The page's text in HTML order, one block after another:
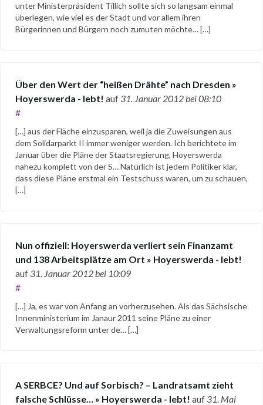
unter Ministerpräsident Tillich sollte sich so langsam einmal
überlegen, wie viel es der Stadt und vor allem ihren
Bürgerinnen und Bürgern noch zumuten möchte… […]
Über den Wert der “heißen Drähte” nach Dresden »
Hoyerswerda - lebt! auf 31. Januar 2012bei 08:10
#
[…] aus der Fläche einzusparen, weil ja die Zuweisungen aus
dem Solidarparkt II immer weniger werden. Ich berichtete im
Januar über die Pläne der Staatsregierung, Hoyerswerda
nahezu komplett von der S… Natürlich ist jedem Politiker klar,
dass diese Pläne erstmal ein Testschuss waren, um zu schauen,
[…]
Nun offiziell: Hoyerswerda verliert sein Finanzamt
und 138 Arbeitsplätze am Ort » Hoyerswerda - lebt!
auf 31. Januar 2012bei 10:09
#
[…] Ja, es war von Anfang an vorherzusehen. Als das Sächsische
Innenministerium im Janaur 2011 seine Pläne zu einer
Verwaltungsreform unter de… […]
A SERBCE? Und auf Sorbisch? – Landratsamt zieht
falsche Schlüsse… » Hoyerswerda - lebt! auf 31. Mai